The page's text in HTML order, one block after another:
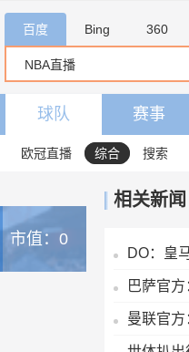
百度 Bing 360
球队 赛事
欧冠直播 综合 搜索
市值：0
相关新闻